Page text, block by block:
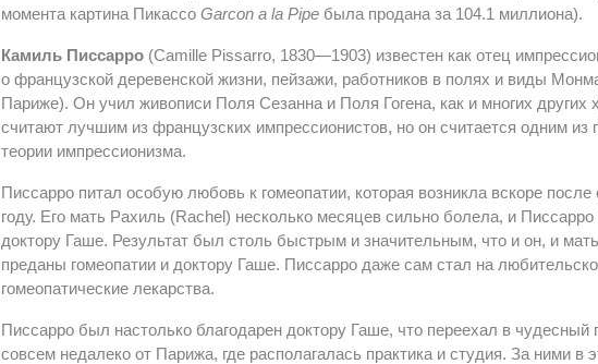
момента картина Пикассо Garcon a la Pipe была продана за 104.1 миллиона).
Камиль Писсарро (Camille Pissarro, 1830—1903) известен как отец
о французской деревенской жизни, пейзажи, работников в полях и виды
Париже). Он учил живописи Поля Сезанна и Поля Гогена, как и многих других
считают лучшим из французских импрессионистов, но он считается одним из
теории импрессионизма.
Писсарро питал особую любовь к гомеопатии, которая возникла вскоре после
году. Его мать Рахиль (Rachel) несколько месяцев сильно болела, и
доктору Гаше. Результат был столь быстрым и значительным, что и он, и
преданы гомеопатии и доктору Гаше. Писсарро даже сам стал на
гомеопатические лекарства.
Писсарро был настолько благодарен доктору Гаше, что переехал в
совсем недалеко от Парижа, где располагалась практика и студия. За ними в